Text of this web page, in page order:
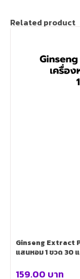
Related product
Ginseng Extract
แสนหอม 1 ขวด 30
159.00 บาท